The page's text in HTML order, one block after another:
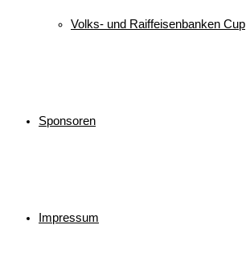
Volks- und Raiffeisenbanken Cup
Sponsoren
Impressum